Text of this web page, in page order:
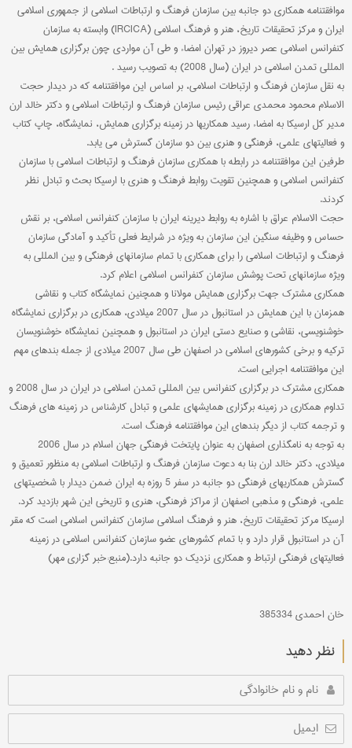
موافقتنامه همکاری دو جانبه بین سازمان فرهنگ و ارتباطات اسلامی از جمهوری اسلامی
ایران و مرکز تحقیقات تاریخ، هنر و فرهنگ اسلامی (IRCICA) وابسته به سازمان
کنفرانس اسلامی عصر دیروز در تهران امضاء و طی آن مواردی چون برگزاری همایش بین
المللی تمدن اسلامی در ایران (سال 2008) به تصویب رسید .
به نقل سازمان فرهنگ و ارتباطات اسلامی، بر اساس این موافقتنامه که در دیدار حجت
الاسلام محمود محمدی عراقی رئیس سازمان فرهنگ و ارتباطات اسلامی و دکتر خالد ارن
مدیر کل ارسیکا به امضاء رسید همکاریها در زمینه برگزاری همایش، نمایشگاه، چاپ کتاب
و فعالیتهای علمی، فرهنگی و هنری بین دو سازمان گسترش می یابد.
طرفین این موافقتنامه در رابطه با همکاری سازمان فرهنگ و ارتباطات اسلامی با سازمان
کنفرانس اسلامی و همچنین تقویت روابط فرهنگ و هنری با ارسیکا بحث و تبادل نظر
کردند.
حجت الاسلام عراق با اشاره به روابط دیرینه ایران با سازمان کنفرانس اسلامی، بر نقش
حساس و وظیفه سنگین این سازمان به ویژه در شرایط فعلی تأکید و آمادگی سازمان
فرهنگ و ارتباطات اسلامی را برای همکاری با تمام سازمانهای فرهنگی و بین المللی به
ویژه سازمانهای تحت پوشش سازمان کنفرانس اسلامی اعلام کرد.
همکاری مشترک جهت برگزاری همایش مولانا و همچنین نمایشگاه کتاب و نقاشی
همزمان با این همایش در استانبول در سال 2007 میلادی، همکاری در برگزاری نمایشگاه
خوشنویسی، نقاشی و صنایع دستی ایران در استانبول و همچنین نمایشگاه خوشنویسان
ترکیه و برخی کشورهای اسلامی در اصفهان طی سال 2007 میلادی از جمله بندهای مهم
این موافقتنامه اجرایی است.
همکاری مشترک در برگزاری کنفرانس بین المللی تمدن اسلامی در ایران در سال 2008 و
تداوم همکاری در زمینه برگزاری همایشهای علمی و تبادل کارشناس در زمینه های فرهنگ
و ترجمه کتاب از دیگر بندهای این موافقتنامه فرهنگ است.
به توجه به نامگذاری اصفهان به عنوان پایتخت فرهنگی جهان اسلام در سال 2006
میلادی، دکتر خالد ارن بنا به دعوت سازمان فرهنگ و ارتباطات اسلامی به منظور تعمیق و
گسترش همکاریهای فرهنگی دو جانبه در سفر 5 روزه به ایران ضمن دیدار با شخصیتهای
علمی، فرهنگی و مذهبی اصفهان از مراکز فرهنگی، هنری و تاریخی این شهر بازدید کرد.
ارسیکا مرکز تحقیقات تاریخ، هنر و فرهنگ اسلامی سازمان کنفرانس اسلامی است که مقر
آن در استانبول قرار دارد و با تمام کشورهای عضو سازمان کنفرانس اسلامی در زمینه
فعالیتهای فرهنگی ارتباط و همکاری نزدیک دو جانبه دارد.(منبع:خبر گزاری مهر)
خان احمدی 385334
نظر دهید